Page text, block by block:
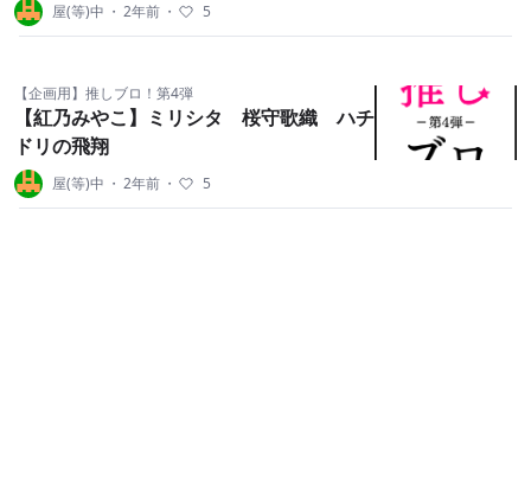
屋(等)中 ・ 2年前 ・ 5
【企画用】推しブロ！第4弾
【紅乃みやこ】ミリシタ 桜守歌織 ハチ
ドリの飛翔
屋(等)中 ・ 2年前 ・ 5